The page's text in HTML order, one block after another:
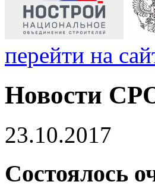
перейти на
Новости
23.10.2017
Состоялось